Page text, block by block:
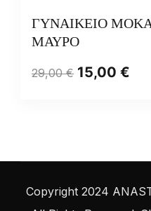
ΓΥΝΑΙΚΕΙΟ
ΜΑΥΡΟ
29,00€ 15,00 €
Copyright 2024